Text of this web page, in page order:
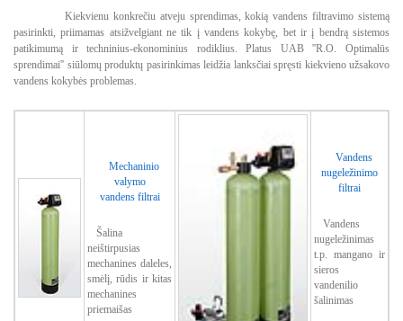
Kiekvienu konkrečiu atveju sprendimas, kokią vandens filtravimo sistemą
pasirinkti, priimamas atsižvelgiant ne tik į vandens kokybę, bet ir į bendrą sistemos
patikimumą ir techninius-ekonominius rodiklius. Platus UAB ''R.O. Optimalūs
sprendimai'' siūlomų produktų pasirinkimas leidžia lanksčiai spręsti kiekvieno užsakovo
vandens kokybės problemas.
Mechaninio
valymo
vandens filtrai
Šalina
neištirpusias
mechanines daleles,
smėlį, rūdis ir kitas
mechaninеs
priemaišas
Vandens
nugeležinimo
filtrai
Vandens
nugeležinimas
t.p. mangano ir
sieros
vandenilio
šalinimas